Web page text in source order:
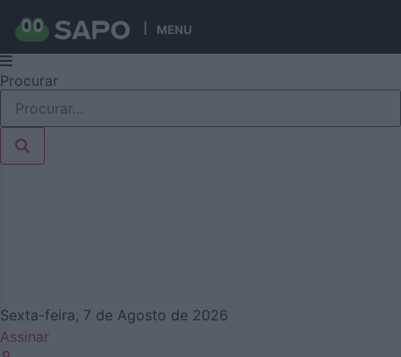
MENU
Pular
para
conteúdo
Procurar
Sexta-feira, 7 de Agosto de 2026
Assinar